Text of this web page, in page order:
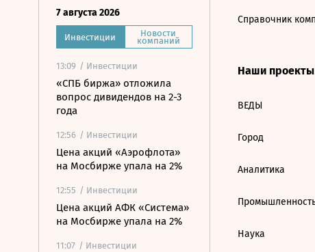
7 августа 2026
Инвестиции Новости
компаний
13:09 / Инвестиции
«СПБ биржа» отложила
вопрос дивидендов на 2-3
года
12:56 / Инвестиции
Цена акций «Аэрофлота»
на Мосбирже упала на 2%
12:55 / Инвестиции
Цена акций АФК «Система»
на Мосбирже упала на 2%
11:07 / Инвестиции
Справочник
Наши проекты
ВЕДЫ
Город
Аналитика
Наука